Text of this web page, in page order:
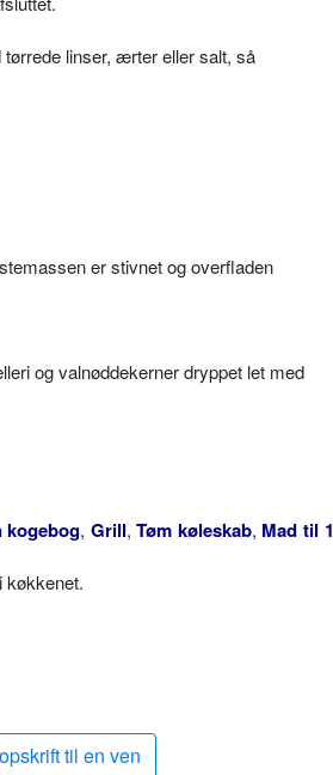
linser, ærter eller salt, så
er stivnet og overfladen
og valnøddekerner dryppet let med
kogebog, Grill,Tøm køleskab, Mad til 1
køkkenet.
til en ven